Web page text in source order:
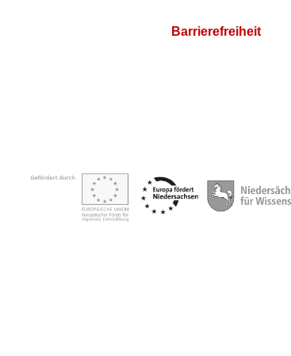
Barrierefreiheit